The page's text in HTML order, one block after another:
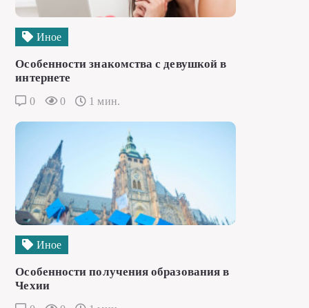
Иное
Особенности знакомства с девушкой в
интернете
0 0 1 мин.
Иное
Особенности получения образования в
Чехии